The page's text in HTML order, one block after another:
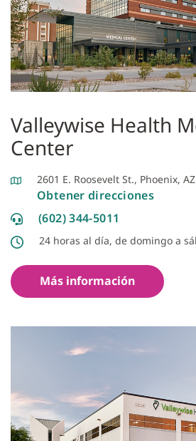
Valleywise Health
Center
2601 E. Roosevelt St., Phoenix,
Obtener direcciones
(602) 344-5011
24 horas al día, de domingo a
Más información